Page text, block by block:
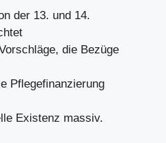
der 13. und 14.
die Bezüge
Pflegefinanzierung
Existenz massiv.